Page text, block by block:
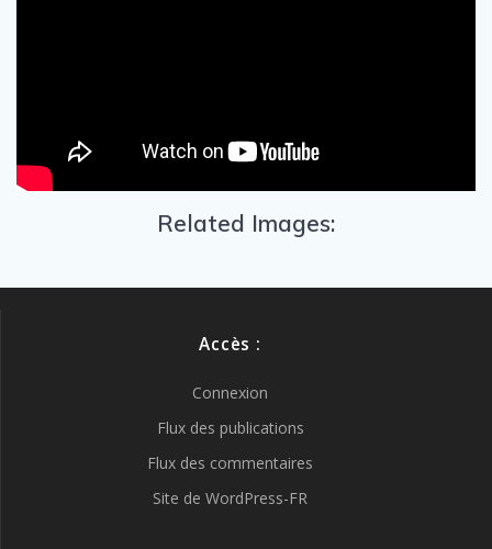
Related Images:
Accès :
Connexion
Flux des publications
Flux des commentaires
Site de WordPress-FR